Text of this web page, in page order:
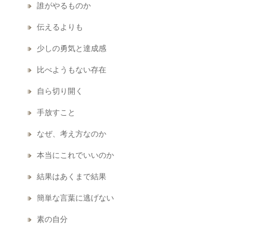
誰がやるものか
伝えるよりも
少しの勇気と達成感
比べようもない存在
自ら切り開く
手放すこと
なぜ、考え方なのか
本当にこれでいいのか
結果はあくまで結果
簡単な言葉に逃げない
素の自分